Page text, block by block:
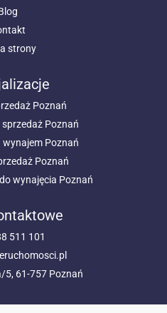
strony
Poznań
Poznań
wynajem Poznań
Poznań
wynajęcia Poznań
511 101
5, 61-757 Poznań